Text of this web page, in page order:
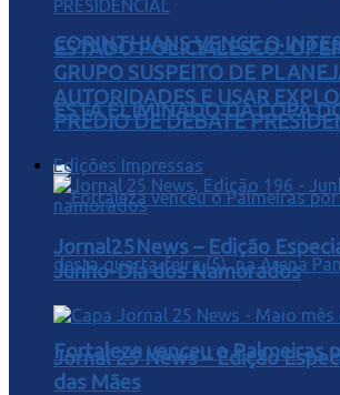
CORINTHIANS VENCE O
ESTA ELIMINADO DA COPA
Fortaleza venceu o Palmeiras
ESTADO POLICIALESCO:
GRUPO SUSPEITO DE
AUTORIDADES E USAR
PRÉDIO DE DEBATE
Edições Impressas
Jornal25News – Edição
Junho-Dia dos Namorados
Jornal 25 News – Edição
das Mães